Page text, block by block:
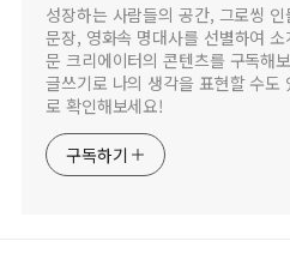
성장하는 사람들의 공간, 그로씽
문장, 영화속 명대사를 선별하여
문 크리에이터의 콘텐츠를 구독해
글쓰기로 나의 생각을 표현할 수도
로 확인해보세요!
구독하기